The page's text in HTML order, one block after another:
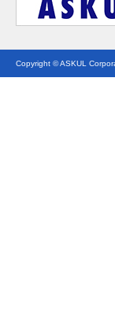
Copyright © ASKUL